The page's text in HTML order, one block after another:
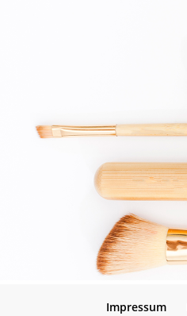
Impressum